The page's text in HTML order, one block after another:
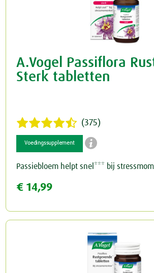
A.Vogel Passiflora
Sterk tabletten
(375)
Voedingssupplement 
Passiebloem helpt snel*** bij
€ 14,99